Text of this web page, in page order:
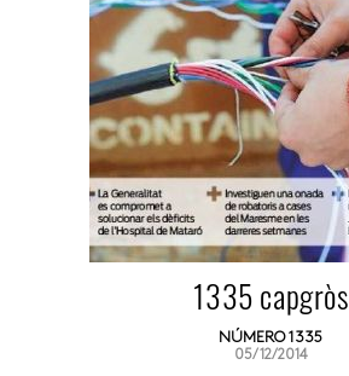
1335 capgròs
NÚMERO 1335
05/12/2014